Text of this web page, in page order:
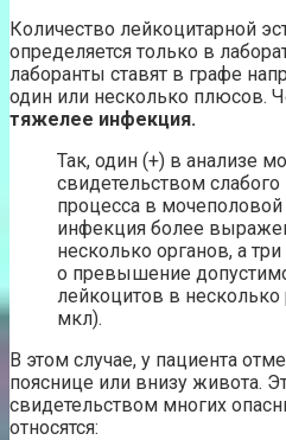
Количество лейкоцитарной
определяется только в
лаборанты ставят в графе
один или несколько плюсов.
тяжелее инфекция.
Так, один (+) в анализе
свидетельством слабого
процесса в
инфекция более
несколько органов, а
о превышение
лейкоцитов в
мкл).
В этом случае, у пациента
пояснице или внизу живота.
свидетельством многих
относятся: